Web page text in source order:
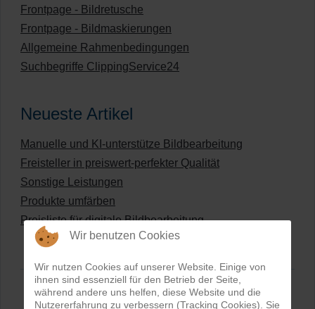
Frontpage - Bildretusche
Frontpage - Bildmaskierungen
Allgemeine Rahmenbedingungen
Suchbegriffe ClippingService24
Neueste Artikel
Manuelle und KI-unterstütze Bildbearbeitung
Freisteller in preiswert-perfekter Qualität
Sonstige Leistungen
Produkte umfärben
Preisliste für digitale Bildbearbeitung
Wir benutzen Cookies
Wir nutzen Cookies auf unserer Website. Einige von
ihnen sind essenziell für den Betrieb der Seite,
während andere uns helfen, diese Website und die
Nutzererfahrung zu verbessern (Tracking Cookies). Sie